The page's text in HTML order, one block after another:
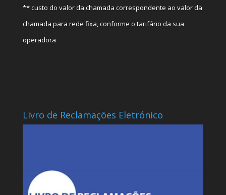
** custo do valor da chamada correspondente ao valor da
chamada para rede fixa, conforme o tarifário da sua
operadora
Livro de Reclamações Eletrónico